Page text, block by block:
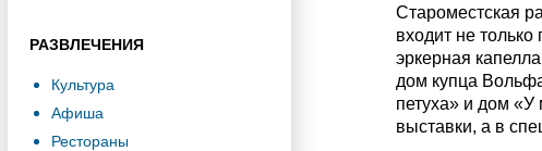
РАЗВЛЕЧЕНИЯ
Культура
Афиша
Рестораны
Староместская
входит не
эркерная
дом купца
петуха» и дом «У
выставки, а в